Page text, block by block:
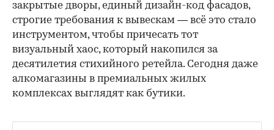
закрытые дворы, единый дизайн-код фасадов,
строгие требования к вывескам — всё это стало
инструментом, чтобы причесать тот
визуальный хаос, который накопился за
десятилетия стихийного ретейла. Сегодня даже
алкомагазины в премиальных жилых
комплексах выглядят как бутики.